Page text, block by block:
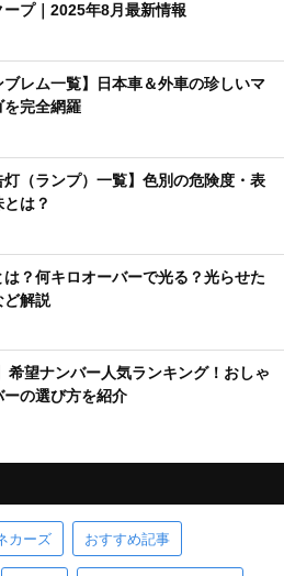
ープ｜2025年8月最新情報
ブレム一覧】日本車＆外車の珍しいマ
を完全網羅
灯（ランプ）一覧】色別の危険度・表
は？
？何キロオーバーで光る？光らせた
ど解説
希望ナンバー人気ランキング！おしゃ
ーの選び方を紹介
カーズ おすすめ記事